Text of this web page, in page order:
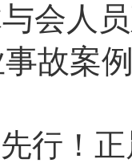
会人
故案
！正晨科